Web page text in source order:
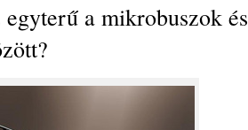
a mikrobuszok és